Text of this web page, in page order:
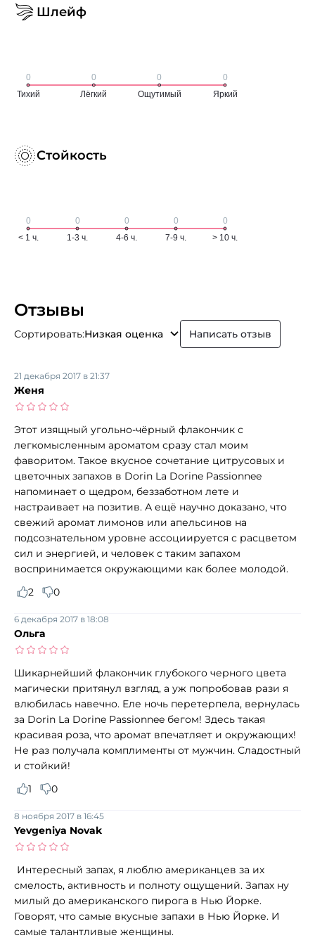
Шлейф
Стойкость
Отзывы
Сортировать:Низкая оценка Написать отзыв
Женя
21 декабря 2017 в 21:37
Этот изящный угольно-чёрный флакончик с
легкомысленным ароматом сразу стал моим
фаворитом. Такое вкусное сочетание цитрусовых и
цветочных запахов в Dorin La Dorine Passionnee
напоминает о щедром, беззаботном лете и
настраивает на позитив. А ещё научно доказано, что
свежий аромат лимонов или апельсинов на
подсознательном уровне ассоциируется с расцветом
сил и энергией, и человек с таким запахом
воспринимается окружающими как более молодой.
2
0
Ольга
6 декабря 2017 в 18:08
Шикарнейший флакончик глубокого черного цвета
магически притянул взгляд, а уж попробовав рази я
влюбилась навечно. Еле ночь перетерпела, вернулась
за Dorin La Dorine Passionnee бегом! Здесь такая
красивая роза, что аромат впечатляет и окружающих!
Не раз получала комплименты от мужчин. Сладостный
и стойкий!
1
0
Yevgeniya Novak
8 ноября 2017 в 16:45
Интересный запах, я люблю американцев за их
смелость, активность и полноту ощущений. Запах ну
милый до американского пирога в Нью Йорке.
Говорят, что самые вкусные запахи в Нью Йорке. И
самые талантливые женщины.